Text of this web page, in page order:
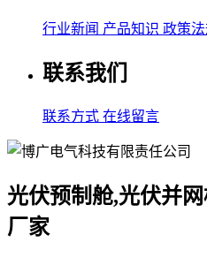
行业新闻 产品知识 政策
联系我们
联系方式 在线留言
光伏预制舱,光伏并
厂家